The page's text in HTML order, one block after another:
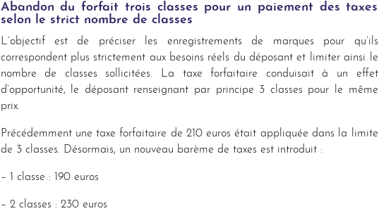
Abandon du forfait trois classes pour un paiement des taxes
selon le strict nombre de classes
L’objectif est de préciser les enregistrements de marques pour qu’ils
correspondent plus strictement aux besoins réels du déposant et limiter ainsi le
nombre de classes sollicitées. La taxe forfaitaire conduisait à un effet
d’opportunité, le déposant renseignant par principe 3 classes pour le même
prix.
Précédemment une taxe forfaitaire de 210 euros était appliquée dans la limite
de 3 classes. Désormais, un nouveau barème de taxes est introduit :
– 1 classe : 190 euros
– 2 classes : 230 euros